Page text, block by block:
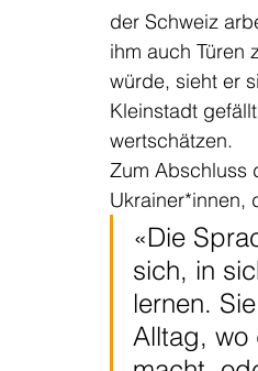
der Schweiz
ihm auch Türen
würde, sieht er
Kleinstadt
wertschätzen.
Zum Abschluss
Ukrainer*innen,
«Die
sich, in
lernen.
Alltag, wo